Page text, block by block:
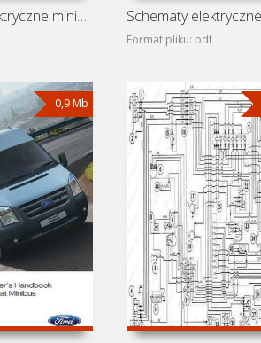
Schematy elektryczne minibusa Volkswagen Transporter T3
Format pliku: pdf
0,9 Mb